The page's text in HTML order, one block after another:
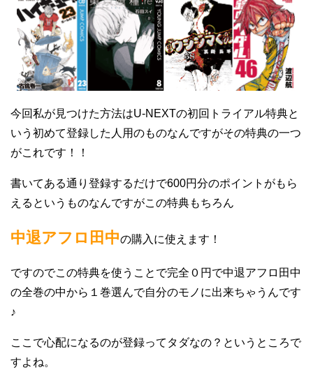
今回私が見つけた方法はU-NEXTの初回トライアル特典と
いう初めて登録した人用のものなんですがその特典の一つ
がこれです！！
書いてある通り登録するだけで600円分のポイントがもら
えるというものなんですがこの特典もちろん
中退アフロ田中の購入に使えます！
ですのでこの特典を使うことで完全０円で中退アフロ田中
の全巻の中から１巻選んで自分のモノに出来ちゃうんです
♪
ここで心配になるのが登録ってタダなの？というところで
すよね。